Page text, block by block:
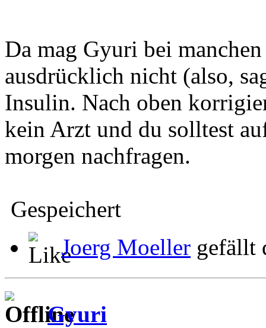
Da mag Gyuri bei
ausdrücklich nicht (also,
Insulin. Nach oben
kein Arzt und du solltest
morgen nachfragen.
Gespeichert
Joerg Moeller gefällt
Gyuri